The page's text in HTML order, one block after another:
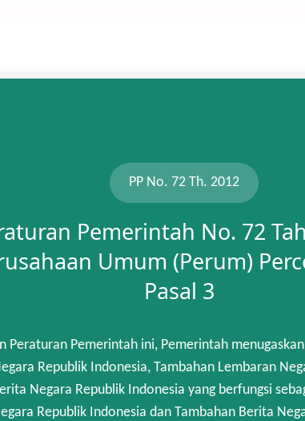
PP No. 72 Th. 2012
Pemerintah No. 72
Umum (Perum)
Pasal 3
Peraturan Pemerintah ini, Pemerintah
Republik Indonesia, Tambahan Lembaran
Negara Republik Indonesia yang berfungsi
Republik Indonesia dan Tambahan Berita